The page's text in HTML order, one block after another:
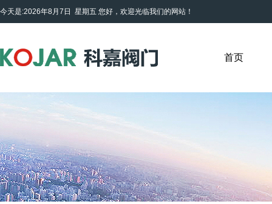
今天是:2026年8月7日 星期五 您好，欢迎光临我们的网站！
首页